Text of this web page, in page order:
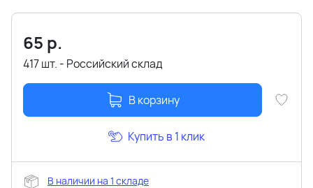
65 р.
417 шт. - Российский склад
В корзину
Купить в 1 клик
В наличии на 1 складе